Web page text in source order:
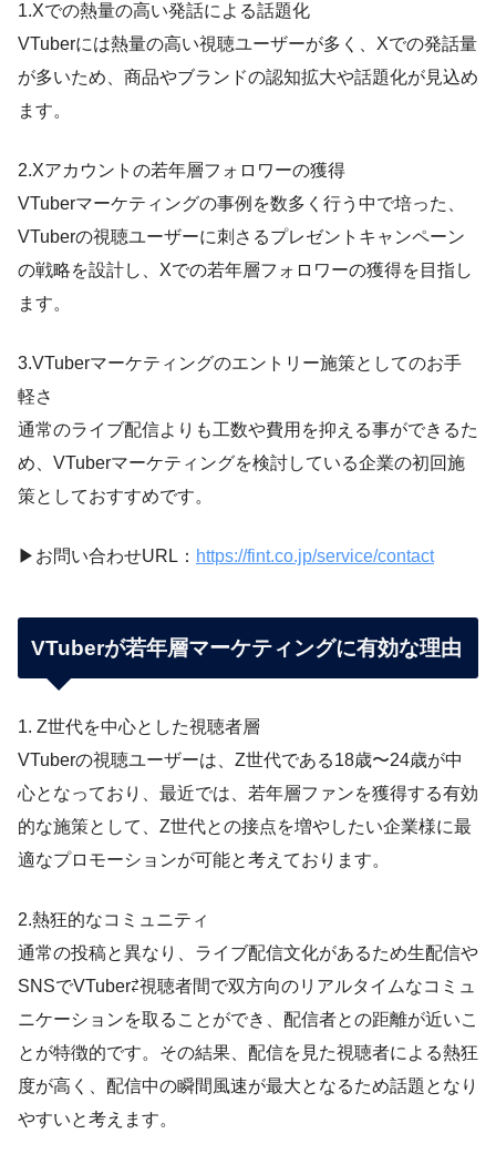
1.Xでの熱量の高い発話による話題化
VTuberには熱量の高い視聴ユーザーが多く、Xでの発話量
が多いため、商品やブランドの認知拡大や話題化が見込め
ます。
2.Xアカウントの若年層フォロワーの獲得
VTuberマーケティングの事例を数多く行う中で培った、
VTuberの視聴ユーザーに刺さるプレゼントキャンペーン
の戦略を設計し、Xでの若年層フォロワーの獲得を目指し
ます。
3.VTuberマーケティングのエントリー施策としてのお手
軽さ
通常のライブ配信よりも工数や費用を抑える事ができるた
め、VTuberマーケティングを検討している企業の初回施
策としておすすめです。
▶︎お問い合わせURL： https://fint.co.jp/service/contact
VTuberが若年層マーケティングに有効な理由
1. Z世代を中心とした視聴者層
VTuberの視聴ユーザーは、Z世代である18歳〜24歳が中
心となっており、最近では、若年層ファンを獲得する有効
的な施策として、Z世代との接点を増やしたい企業様に最
適なプロモーションが可能と考えております。
2.熱狂的なコミュニティ
通常の投稿と異なり、ライブ配信文化があるため生配信や
SNSでVTuber⇄視聴者間で双方向のリアルタイムなコミュ
ニケーションを取ることができ、配信者との距離が近いこ
とが特徴的です。その結果、配信を見た視聴者による熱狂
度が高く、配信中の瞬間風速が最大となるため話題となり
やすいと考えます。